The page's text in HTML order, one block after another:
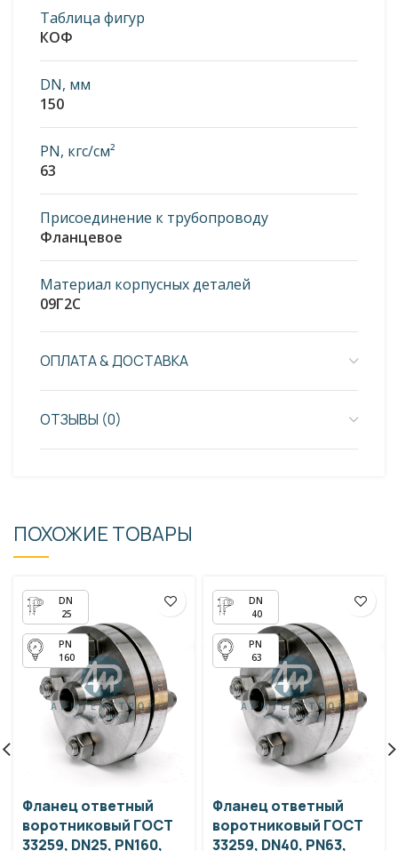
Таблица фигур
КОФ
DN, мм
150
PN, кгс/см²
63
Присоединение к трубопроводу
Фланцевое
Материал корпусных деталей
09Г2С
ОПЛАТА & ДОСТАВКА
ОТЗЫВЫ (0)
ПОХОЖИЕ ТОВАРЫ
25
160
Фланец ответный
воротниковый ГОСТ
33259, DN25, PN160,
40
63
Фланец ответный
воротниковый ГОСТ
33259, DN40, PN63,